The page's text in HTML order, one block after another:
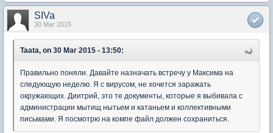
SIVa
30 Mar 2015
Taata, on 30 Mar 2015 - 13:50:
Правильно поняли. Давайте назначать встречу у Максима на
следующую неделю. Я с вирусом, не хочется заражать
окружающих. Диитрий, это те документы, которые я выбивала с
администрации мытищ нытьем и катаньем и коллективными
письмами. Я посмотрю на компе файл должен сохраниться.